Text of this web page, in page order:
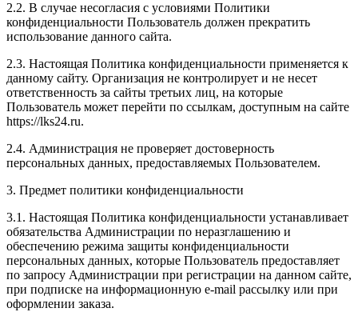
2.2. В случае несогласия с условиями Политики
конфиденциальности Пользователь должен прекратить
использование данного сайта.
2.3. Настоящая Политика конфиденциальности применяется к
данному сайту. Организация не контролирует и не несет
ответственность за сайты третьих лиц, на которые
Пользователь может перейти по ссылкам, доступным на сайте
https://lks24.ru.
2.4. Администрация не проверяет достоверность
персональных данных, предоставляемых Пользователем.
3. Предмет политики конфиденциальности
3.1. Настоящая Политика конфиденциальности устанавливает
обязательства Администрации по неразглашению и
обеспечению режима защиты конфиденциальности
персональных данных, которые Пользователь предоставляет
по запросу Администрации при регистрации на данном сайте,
при подписке на информационную e-mail рассылку или при
оформлении заказа.